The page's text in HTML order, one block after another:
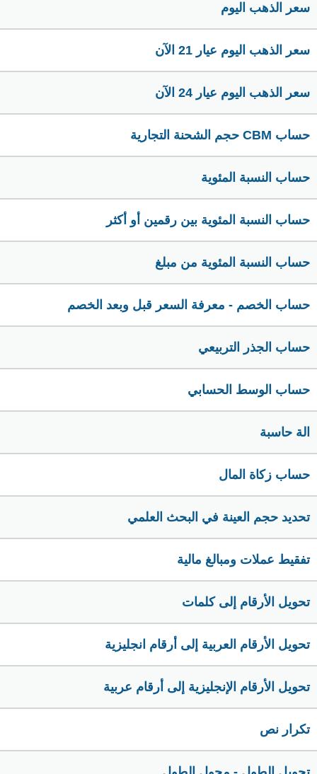
سعر الذهب اليوم
سعر الذهب اليوم عيار 21 الآن
سعر الذهب اليوم عيار 24 الآن
حساب CBM حجم الشحنة التجارية
حساب النسبة المئوية
حساب النسبة المئوية بين رقمين أو أكثر
حساب النسبة المئوية من مبلغ
حساب الخصم - معرفة السعر قبل وبعد الخصم
حساب الجذر التربيعي
حساب الوسط الحسابي
الة حاسبة
حساب زكاة المال
تحديد حجم العينة في البحث العلمي
تفقيط عملات ومبالغ مالية
تحويل الأرقام إلى كلمات
تحويل الأرقام العربية إلى أرقام انجليزية
تحويل الأرقام الإنجليزية إلى أرقام عربية
تكرار نص